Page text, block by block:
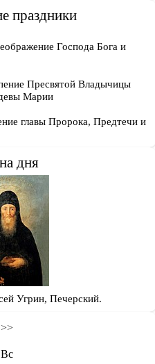
праздники
Господа Бога и
Пресвятой Владычицы
Марии
главы Пророка, Предтечи и
дня
Угрин, Печерский.
>>
Вс